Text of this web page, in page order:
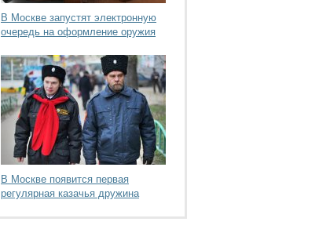
В Москве запустят электронную
очередь на оформление оружия
В Москве появится первая
регулярная казачья дружина